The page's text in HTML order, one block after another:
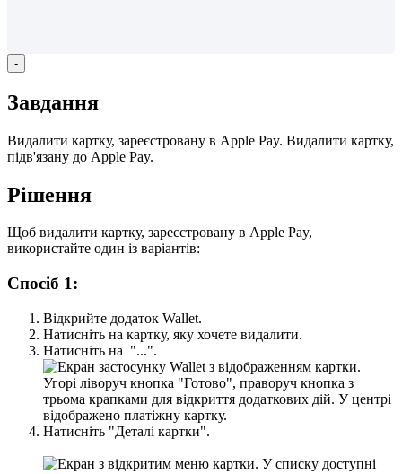
-
Завдання
Видалити картку, зареєстровану в Apple Pay. Видалити картку,
підв'язану до Apple Pay.
Рішення
Щоб видалити картку, зареєстровану в Apple Pay,
використайте один із варіантів:
Спосіб 1:
Відкрийте додаток Wallet.
Натисніть на картку, яку хочете видалити.
Натисніть на "...".
Натисніть "Деталі картки".